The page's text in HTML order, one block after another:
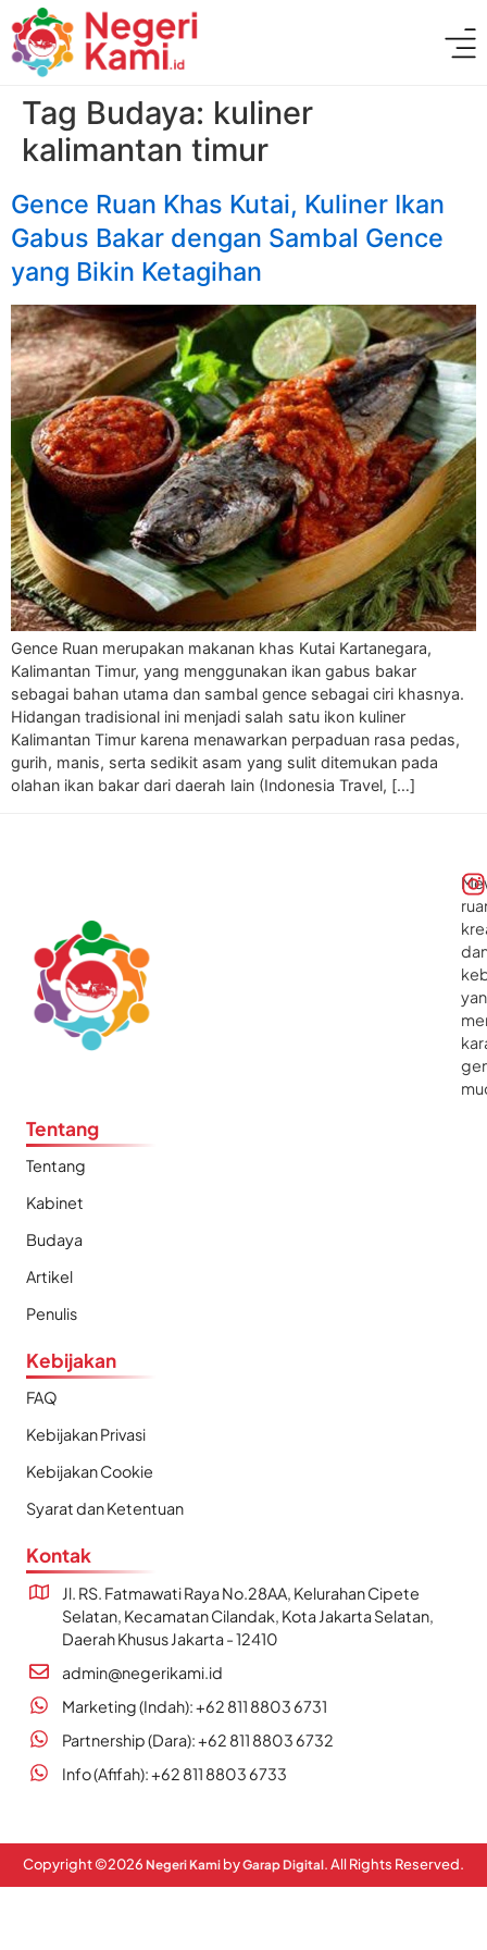
Tag Budaya: kuliner
kalimantan timur
Gence Ruan Khas Kutai, Kuliner Ikan
Gabus Bakar dengan Sambal Gence
yang Bikin Ketagihan
Gence Ruan merupakan makanan khas Kutai Kartanegara,
Kalimantan Timur, yang menggunakan ikan gabus bakar
sebagai bahan utama dan sambal gence sebagai ciri khasnya.
Hidangan tradisional ini menjadi salah satu ikon kuliner
Kalimantan Timur karena menawarkan perpaduan rasa pedas,
gurih, manis, serta sedikit asam yang sulit ditemukan pada
olahan ikan bakar dari daerah lain (Indonesia Travel, […]
Tentang
Tentang
Kabinet
Budaya
Artikel
Penulis
Kebijakan
FAQ
Kebijakan Privasi
Kebijakan Cookie
Syarat dan Ketentuan
Kontak
Jl. RS. Fatmawati Raya No.28AA, Kelurahan Cipete
Selatan, Kecamatan Cilandak, Kota Jakarta Selatan,
Daerah Khusus Jakarta - 12410
admin@negerikami.id
Marketing (Indah): +62 811 8803 6731
Partnership (Dara): +62 811 8803 6732
Info (Afifah): +62 811 8803 6733
Copyright ©2026 Negeri Kami byGarap Digital. All Rights Reserved.